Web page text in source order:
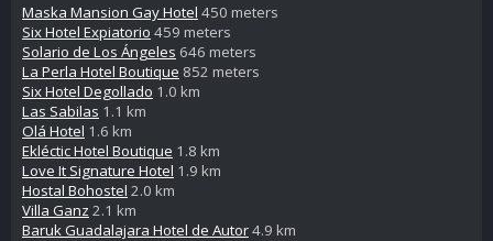
Maska Mansion Gay Hotel 450 meters
Six Hotel Expiatorio 459 meters
Solario de Los Ángeles 646 meters
La Perla Hotel Boutique 852 meters
Six Hotel Degollado 1.0 km
Las Sabilas 1.1 km
Olá Hotel 1.6 km
Ekléctic Hotel Boutique 1.8 km
Love It Signature Hotel 1.9 km
Hostal Bohostel 2.0 km
Villa Ganz 2.1 km
Baruk Guadalajara Hotel de Autor4.9 km